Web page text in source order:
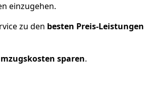
einzugehen.
zu den besten Preis-Leistungen
sparen.